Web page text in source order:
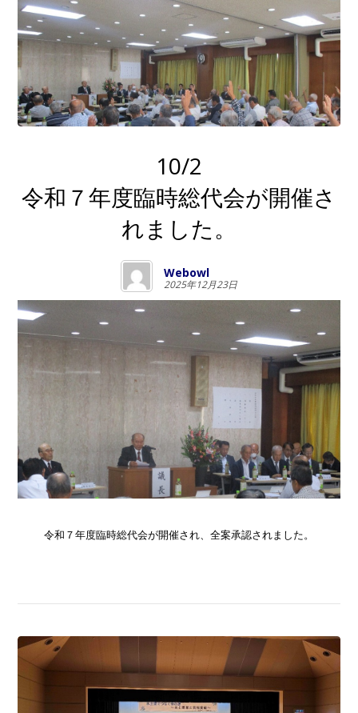
10/2
令和７年度臨時総代会が開催さ
れました。
Webowl
2025年12月23日
令和７年度臨時総代会が開催され、全案承認されました。